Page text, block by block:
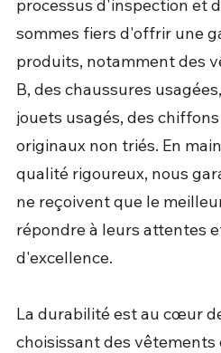
processus d'inspection et
sommes fiers d'offrir une
produits, notamment des
B, des chaussures
jouets usagés, des
originaux non triés. En
qualité rigoureux, nous
ne reçoivent que le
répondre à leurs attentes
d'excellence.
La durabilité est au cœur
choisissant des vêtements